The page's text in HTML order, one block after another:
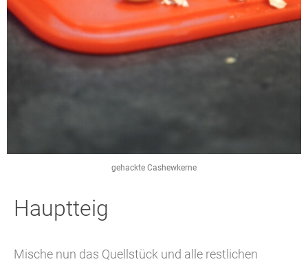
gehackte Cashewkerne
Hauptteig
Mische nun das Quellstück und alle restlichen